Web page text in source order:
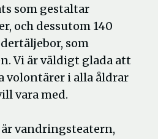
som gestaltar
och dessutom 140
som
Vi är väldigt glada att
volontärer i alla åldrar
vara med.
vandringsteatern,